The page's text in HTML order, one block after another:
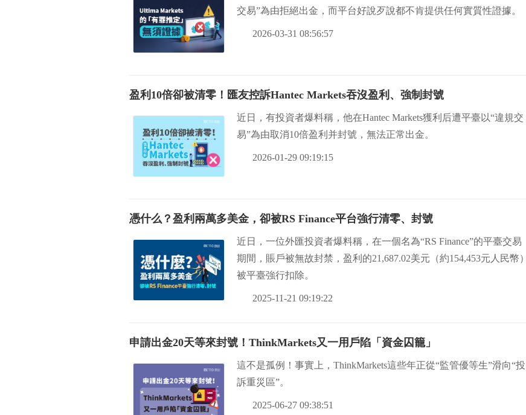
交易”為由拒絕出金，而平台好說歹說都不肯提供任何實質性證據。
2026-03-31 08:56:57
盈利10倍卻被清零！匯友控訴Hantec Markets吞沒盈利、強制封號
近日，有投資者爆料稱，他在Hantec Markets獲利后遭平臺以“違規交
易”為由取消10倍盈利并封號，無法正常出金。
2026-01-29 09:19:15
憑什么？盈利兩萬多美金，卻被RS Finance平台強行清零、封號
近日，一位外匯投資者爆料稱，在一個名為“RS Finance”的平臺交易
期間，賬戶被無故封禁，盈利的21,687.02美元（約154,453元人民幣）
被平臺強行扣除。
2025-11-21 09:19:22
申請出金20天等來封號！ThinkMarkets又一用戶陷「資金囚籠」
這不是孤例！事實上，ThinkMarkets這些年正從“監管優等生”滑向“投
訴重災區”。
2025-06-27 09:38:51